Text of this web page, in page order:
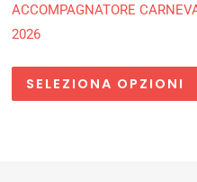
ACCOMPAGNATORE
2026
SELEZIONA OPZIONI